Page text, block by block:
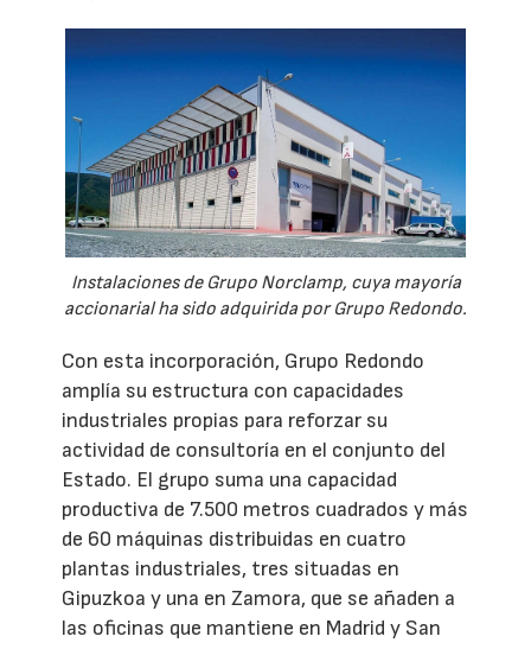
Instalaciones de Grupo Norclamp, cuya mayoría
accionarial ha sido adquirida por Grupo Redondo.
Con esta incorporación, Grupo Redondo
amplía su estructura con capacidades
industriales propias para reforzar su
actividad de consultoría en el conjunto del
Estado. El grupo suma una capacidad
productiva de 7.500 metros cuadrados y más
de 60 máquinas distribuidas en cuatro
plantas industriales, tres situadas en
Gipuzkoa y una en Zamora, que se añaden a
las oficinas que mantiene en Madrid y San